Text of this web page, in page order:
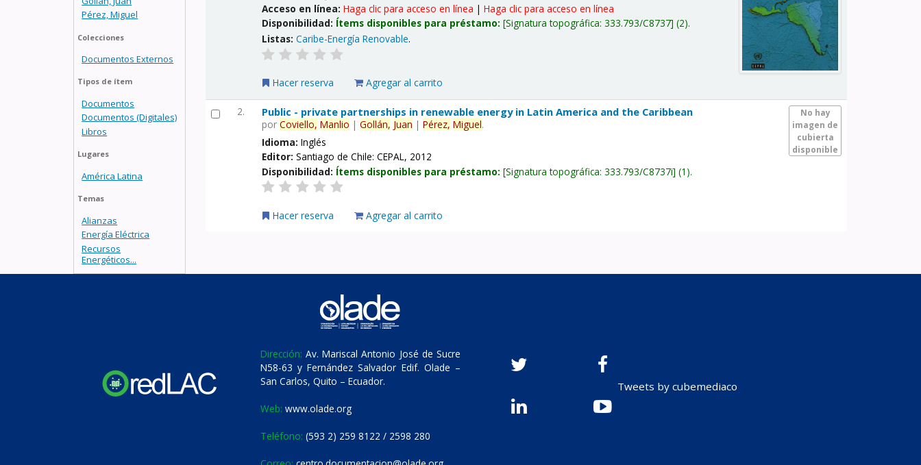
Pérez, Miguel
Colecciones
Documentos Externos
Tipos de ítem
Documentos
Documentos (Digitales)
Libros
Lugares
América Latina
Temas
Alianzas
Energía Eléctrica
Recursos
Energéticos...
Acceso en línea:Haga clic para acceso en línea |Haga clic para acceso en línea
Disponibilidad: Ítems disponibles para préstamo: Signatura topográfica:333.793/C8737 (2).
Listas: Caribe-Energía Renovable.
Hacer reserva Agregar al carrito
2.
No hay
imagen de
cubierta
disponible
Public - private partnerships in renewable energy in Latin America and the Caribbean
porCoviello, Manlio |Gollán, Juan |Pérez, Miguel.
Idioma:Inglés
Editor:Santiago de Chile: CEPAL, 2012
Disponibilidad: Ítems disponibles para préstamo: Signatura topográfica:333.793/C8737i (1).
Hacer reserva Agregar al carrito
Dirección: Av. Mariscal Antonio José de Sucre
N58-63 y Fernández Salvador Edif. Olade –
San Carlos, Quito – Ecuador.
Web: www.olade.org
Teléfono: (593 2) 259 8122 / 2598 280
Tweets by cubemediaco